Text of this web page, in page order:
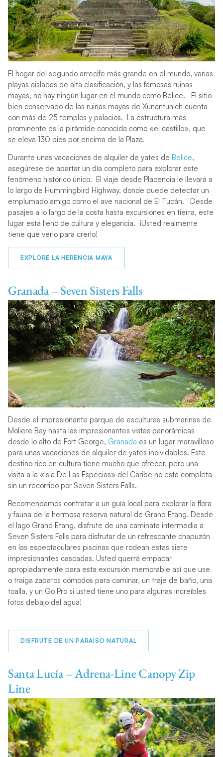
El hogar del segundo arrecife más grande en el mundo, varias
playas aisladas de alta clasificación, y las famosas ruinas
mayas, no hay ningún lugar en el mundo como Belice.
El sitio
bien conservado de las ruinas mayas de Xunantunich cuenta
con más de 25 templos y palacios. La estructura más
prominente es la pirámide conocida como «el castillo», que
se eleva 130 pies por encima de la Plaza.
Durante unas vacaciones de alquiler de yates de Belice,
asegúrese de apartar un día completo para explorar este
fenómeno histórico único. El viaje desde Placencia le llevará a
lo largo de Hummingbird Highway, donde puede detectar un
emplumado amigo como el ave nacional de El Tucán.
Desde
pasajes a lo largo de la costa hasta excursiones en tierra, este
lugar está lleno de cultura y elegancia. ¡Usted realmente
tiene que verlo para crerlo!
EXPLORE LA HERENCIA MAYA
Granada – Seven Sisters Falls
Desde el impresionante parque de esculturas submarinas de
Moliere Bay hasta las impresionantes vistas panorámicas
desde lo alto de Fort George, Granada es un lugar maravilloso
para unas vacaciones de alquiler de yates inolvidables. Este
destino rico en cultura tiene mucho que ofrecer, pero una
visita a la «Isla De Las Especias» del Caribe no está completa
sin un recorrido por Seven Sisters Falls.
Recomendamos contratar a un guía local para explorar la flora
y fauna de la hermosa reserva natural de Grand Etang. Desde
el lago Grand Etang, disfrute de una caminata intermedia a
Seven Sisters Falls para disfrutar de un refrescante chapuzón
en las espectaculares piscinas que rodean estas siete
impresionantes cascadas. Usted querrá empacar
apropiadamente para esta excursión memorable así que use
o traiga zapatos cómodos para caminar, un traje de baño, una
toalla, y un Go Pro si usted tiene uno para algunas increíbles
fotos debajo del agua!
DISFRUTE DE UN PARAÍSO NATURAL
Santa Lucía – Adrena-Line Canopy Zip
Line